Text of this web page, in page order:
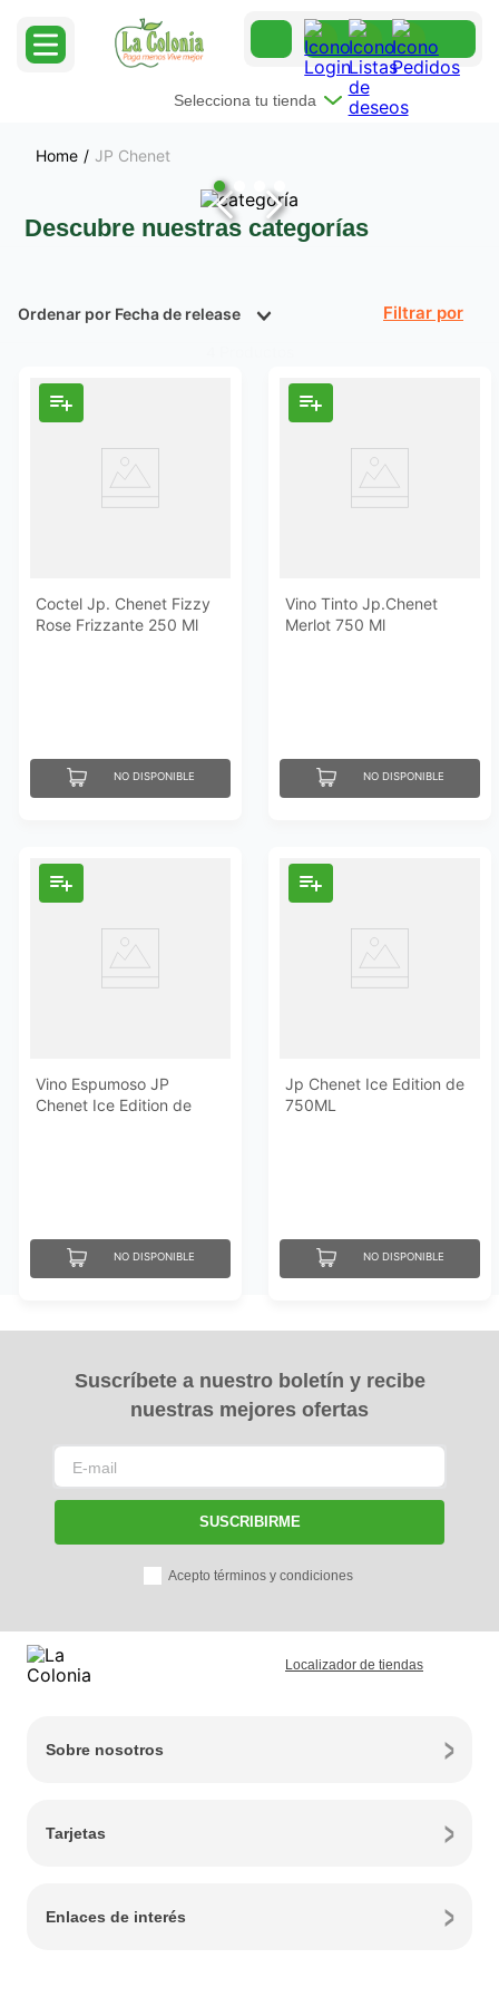
Selecciona tu tienda
JP Chenet
Descubre nuestras categorías
Ordenar por Fecha de release
Coctel Jp. Chenet Fizzy
Rose Frizzante 250 Ml
NO DISPONIBLE
Vino Tinto Jp.Chenet
Merlot 750 Ml
NO DISPONIBLE
Vino Espumoso JP
Chenet Ice Edition de
NO DISPONIBLE
Jp Chenet Ice Edition de
750ML
NO DISPONIBLE
Suscríbete a nuestro boletín y recibe
nuestras mejores ofertas
SUSCRIBIRME
Acepto términos y condiciones
Localizador de tiendas
Sobre nosotros
Tarjetas
Enlaces de interés